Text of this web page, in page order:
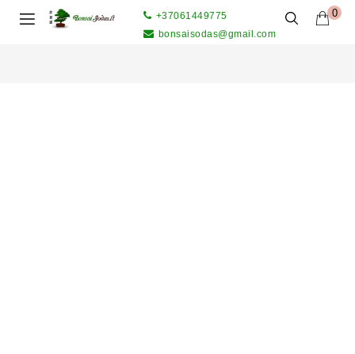
0
+37061449775
bonsaisodas@gmail.com